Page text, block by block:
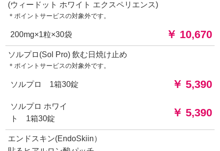
(ウィードット ホワイト エクスペリエンス)
＊ポイントサービスの対象外です。
200mg×1粒×30袋 ￥ 10,670
ソルプロ(Sol Pro) 飲む日焼け止め
＊ポイントサービスの対象外です。
ソルプロ 1箱30錠 ￥ 5,390
ソルプロ ホワイ
ト 1箱30錠
￥ 5,390
エンドスキン(EndoSkiin）